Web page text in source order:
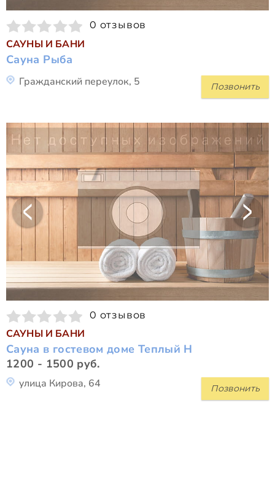
0 отзывов
САУНЫ И БАНИ
Сауна Рыба
Позвонить
Гражданский переулок, 5
0 отзывов
САУНЫ И БАНИ
Сауна в гостевом доме Теплый Н
1200 - 1500 руб.
Позвонить
улица Кирова, 64